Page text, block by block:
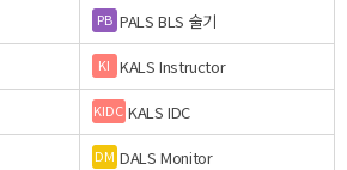
PB PALS BLS 술기
KI KALS Instructor
KIDC KALS IDC
DM DALS Monitor